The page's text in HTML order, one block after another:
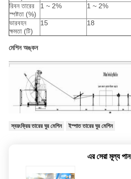
রিবন তারের
স্পষ্টতা (%)
1 ~ 2% 1 ~ 2%
ভারবহন
ক্ষমতা (টি)
15 18
মেশিন অঙ্কন
স্বয়ংক্রিয় তারের ঘুর মেশিন ইস্পাত তারের ঘুর মেশিন
এর সেরা মূল্য পান